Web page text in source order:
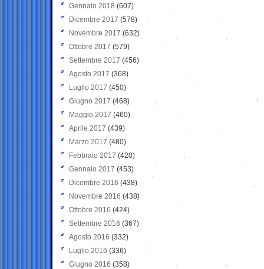
Gennaio 2018 (607)
Dicembre 2017 (578)
Novembre 2017 (632)
Ottobre 2017 (579)
Settembre 2017 (456)
Agosto 2017 (368)
Luglio 2017 (450)
Giugno 2017 (468)
Maggio 2017 (460)
Aprile 2017 (439)
Marzo 2017 (480)
Febbraio 2017 (420)
Gennaio 2017 (453)
Dicembre 2016 (438)
Novembre 2016 (438)
Ottobre 2016 (424)
Settembre 2016 (367)
Agosto 2016 (332)
Luglio 2016 (336)
Giugno 2016 (358)